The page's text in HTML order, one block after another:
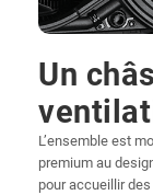
Un
L’ensemble est
premium au
pour accueillir